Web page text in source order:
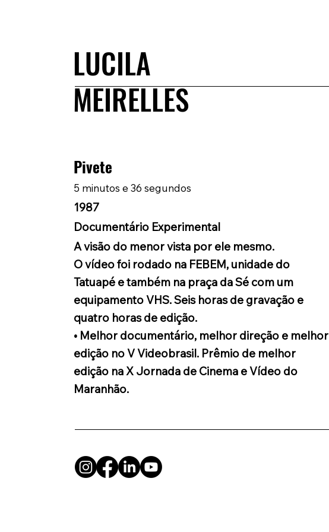
LUCILA
MEIRELLES
Pivete
5 minutos e 36 segundos
1987
A visão do menor vista por ele mesmo.
O vídeo foi rodado na FEBEM, unidade do
Tatuapé e também na praça da Sé com um
equipamento VHS. Seis horas de gravação e
quatro horas de edição.
• Melhor documentário, melhor direção e melhor
edição no V Videobrasil. Prêmio de melhor
edição na X Jornada de Cinema e Vídeo do
Maranhão.
Documentário Experimental